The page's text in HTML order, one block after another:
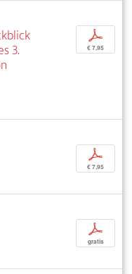
3.
p
€ 7,95
p
€ 7,95
p
gratis